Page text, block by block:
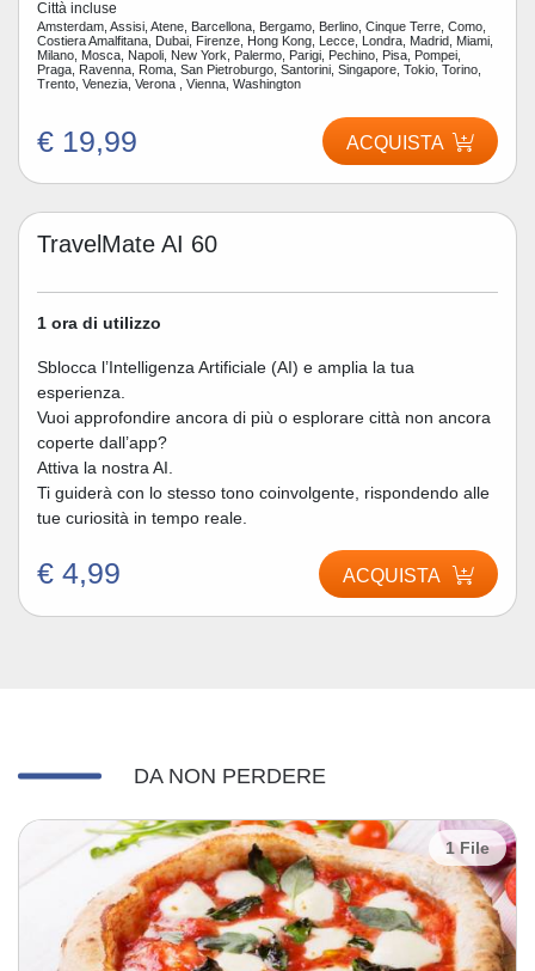
Città incluse
Amsterdam, Assisi, Atene, Barcellona, Bergamo, Berlino, Cinque Terre, Como,
Costiera Amalfitana, Dubai, Firenze, Hong Kong, Lecce, Londra, Madrid, Miami,
Milano, Mosca, Napoli, New York, Palermo, Parigi, Pechino, Pisa, Pompei,
Praga, Ravenna, Roma, San Pietroburgo, Santorini, Singapore, Tokio, Torino,
Trento, Venezia, Verona , Vienna, Washington
€ 19,99 ACQUISTA
TravelMate AI 60
1 ora di utilizzo
Sblocca l’Intelligenza Artificiale (AI) e amplia la tua
esperienza.
Vuoi approfondire ancora di più o esplorare città non ancora
coperte dall’app?
Attiva la nostra AI.
Ti guiderà con lo stesso tono coinvolgente, rispondendo alle
tue curiosità in tempo reale.
€ 4,99 ACQUISTA
DA NON PERDERE
1 File